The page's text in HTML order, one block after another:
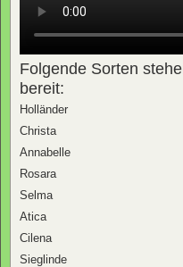
Folgende Sorten
bereit:
Holländer
Christa
Annabelle
Rosara
Selma
Atica
Cilena
Sieglinde